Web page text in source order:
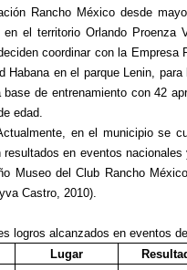
Rancho México desde
en el territorio Orlando Proenza
coordinar con la
Habana en el parque Lenin,
base de entrenamiento con 42
edad.
en el municipio se
en eventos
Museo del Club Rancho
Castro, 2010).
logros alcanzados en eventos
Lugar